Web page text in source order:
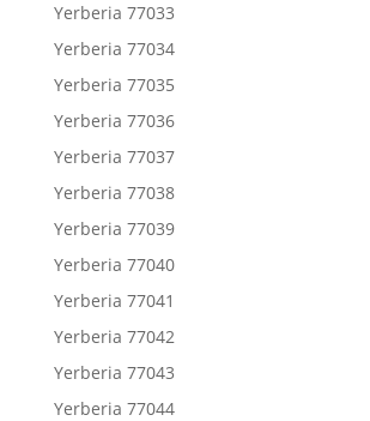
Yerberia 77033
Yerberia 77034
Yerberia 77035
Yerberia 77036
Yerberia 77037
Yerberia 77038
Yerberia 77039
Yerberia 77040
Yerberia 77041
Yerberia 77042
Yerberia 77043
Yerberia 77044